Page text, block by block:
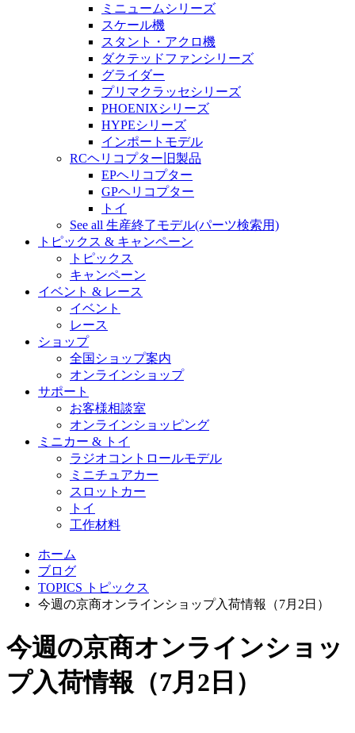
ミニュームシリーズ
スケール機
スタント・アクロ機
ダクテッドファンシリーズ
グライダー
プリマクラッセシリーズ
PHOENIXシリーズ
HYPEシリーズ
インポートモデル
RCヘリコプター旧製品
EPヘリコプター
GPヘリコプター
トイ
See all 生産終了モデル(パーツ検索用)
トピックス & キャンペーン
トピックス
キャンペーン
イベント & レース
イベント
レース
ショップ
全国ショップ案内
オンラインショップ
サポート
お客様相談室
オンラインショッピング
ミニカー & トイ
ラジオコントロールモデル
ミニチュアカー
スロットカー
トイ
工作材料
ホーム
ブログ
TOPICS トピックス
今週の京商オンラインショップ入荷情報（7月2日）
今週の京商オンラインショッ
プ入荷情報（7月2日）